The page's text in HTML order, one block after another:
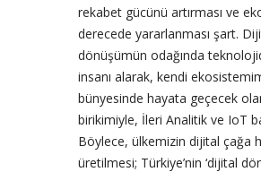
rekabet gücünü artırması ve
derecede yararlanması şart.
dönüşümün odağında
insanı alarak, kendi
bünyesinde hayata geçecek
birikimiyle, İleri Analitik ve IoT
Böylece, ülkemizin dijital çağa
üretilmesi; Türkiye’nin ‘dijital